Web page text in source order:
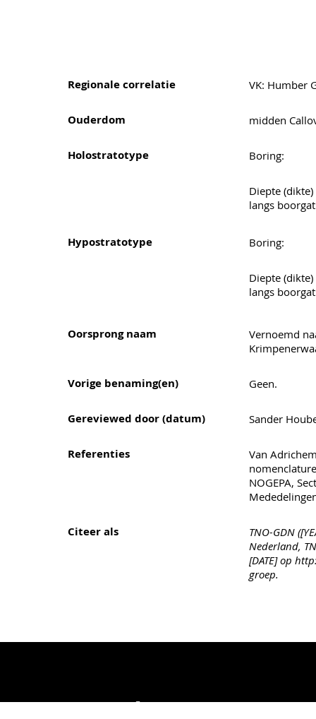
Regionale correlatie VK: Humber
Ouderdom midden
Holostratotype Boring:
Diepte (dikte)
langs
Hypostratotype Boring:
Diepte (dikte)
langs
Oorsprong naam
Vernoemd
Vorige benaming(en) Geen.
Gereviewed door (datum) Sander
Referenties
Van
NOGEPA,
Citeer als
TNO-GDN
Nederland,
[DATE] op
groep.
Dienst Nederland
in